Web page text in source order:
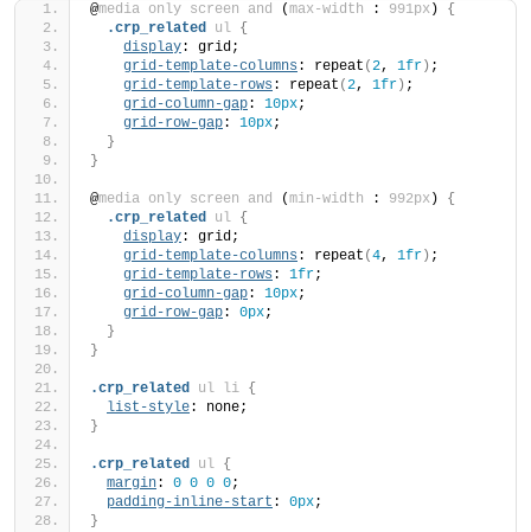
@media only screen and (max-width : 991px )
{
.crp_related ul {
display: grid;
grid-template-columns : repeat (2, 1fr ) ;
grid-template-rows : repeat (2, 1fr ) ;
grid-column-gap: 10px;
grid-row-gap: 10px;
}
}
@media only screen and (min-width : 992px )
{
.crp_related ul {
display: grid;
grid-template-columns : repeat (4, 1fr ) ;
grid-template-rows : 1fr;
grid-column-gap: 10px;
grid-row-gap: 0px;
}
}
.crp_related ul li {
list-style: none;
}
.crp_related ul {
margin: 0 0 0 0;
padding-inline-start : 0px;
}